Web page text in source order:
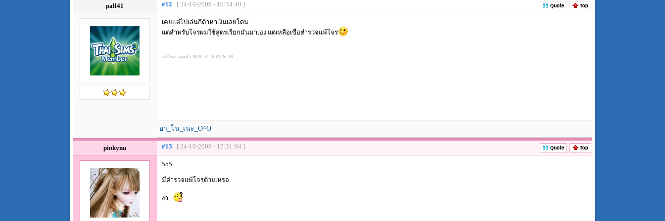
pall41 #12 [ 24-10-2009 - 10:34:40 ]
เคยแต่ไปเล่นกีต้าหาเงินเลยโดน
แต่สำหรับโจรผมใช้สูตรเรียกมันมาเอง แต่เหลือเชื่อตำรวจแพ้โจร
แก้ไขล่าสุดเมื่อ 2009-10-24 10:36:18
อา_โน_เนะ_O^O
pinkynu #13 [ 24-10-2009 - 17:31:04 ]
555+
มีตำรวจแพ้โจรด้วยเหรอ
ง่า...